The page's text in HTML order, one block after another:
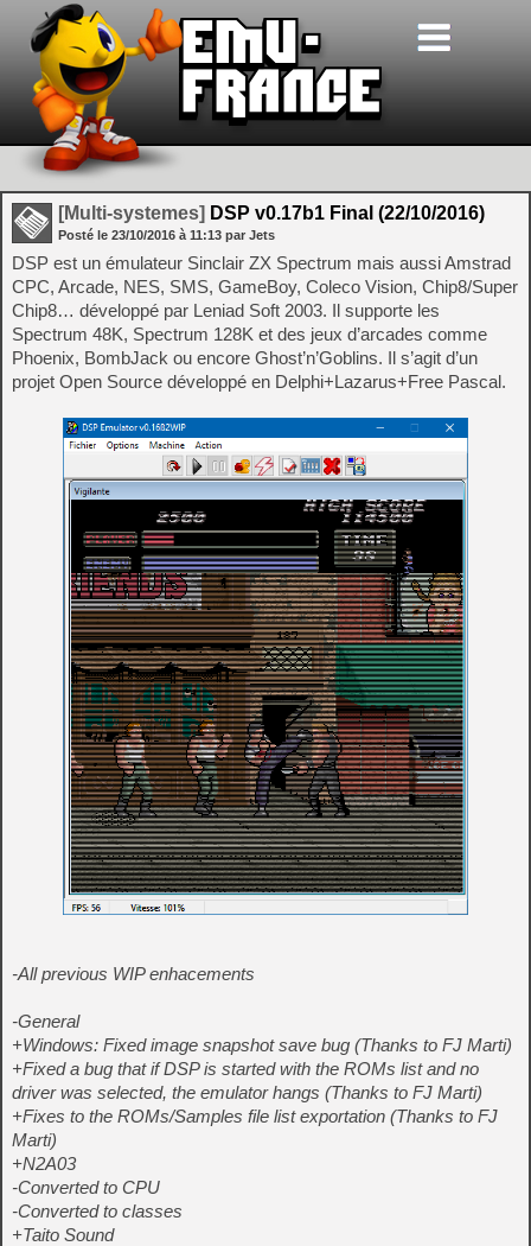
[Multi-systemes] DSP v0.17b1 Final (22/10/2016)
Posté le 23/10/2016 à 11:13 par Jets
DSP est un émulateur Sinclair ZX Spectrum mais aussi Amstrad
CPC, Arcade, NES, SMS, GameBoy, Coleco Vision, Chip8/Super
Chip8… développé par Leniad Soft 2003. Il supporte les
Spectrum 48K, Spectrum 128K et des jeux d’arcades comme
Phoenix, BombJack ou encore Ghost’n’Goblins. Il s’agit d’un
projet Open Source développé en Delphi+Lazarus+Free Pascal.
-All previous WIP enhacements
-General
+Windows: Fixed image snapshot save bug (Thanks to FJ Marti)
+Fixed a bug that if DSP is started with the ROMs list and no
driver was selected, the emulator hangs (Thanks to FJ Marti)
+Fixes to the ROMs/Samples file list exportation (Thanks to FJ
Marti)
+N2A03
-Converted to CPU
-Converted to classes
+Taito Sound